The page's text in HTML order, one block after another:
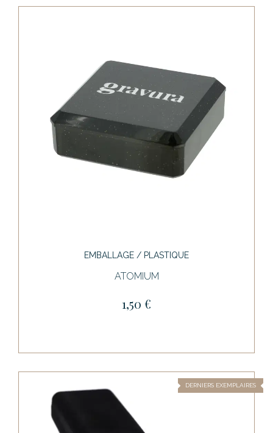
EMBALLAGE / PLASTIQUE
ATOMIUM
1,50 €
DERNIERS EXEMPLAIRES